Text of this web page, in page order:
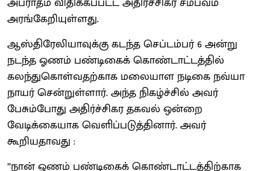
அரங்கேறியுள்ளது.
ஆஸ்திரேலியாவுக்கு கடந்த செப்டம்பர் 6 அன்று
நடந்த ஓணம் பண்டிகைக் கொண்டாட்டத்தில்
கலந்துகொள்வதற்காக மலையாள நடிகை நவ்யா
நாயர் சென்றுள்ளார். அந்த நிகழ்ச்சில் அவர்
பேசும்போது அதிர்ச்சிகர தகவல் ஒன்றை
வேடிக்கையாக வெளிப்படுத்தினார். அவர்
கூறியதாவது :
”நான் ஓணம் பண்டிகைக் கொண்டாட்டத்திற்காக